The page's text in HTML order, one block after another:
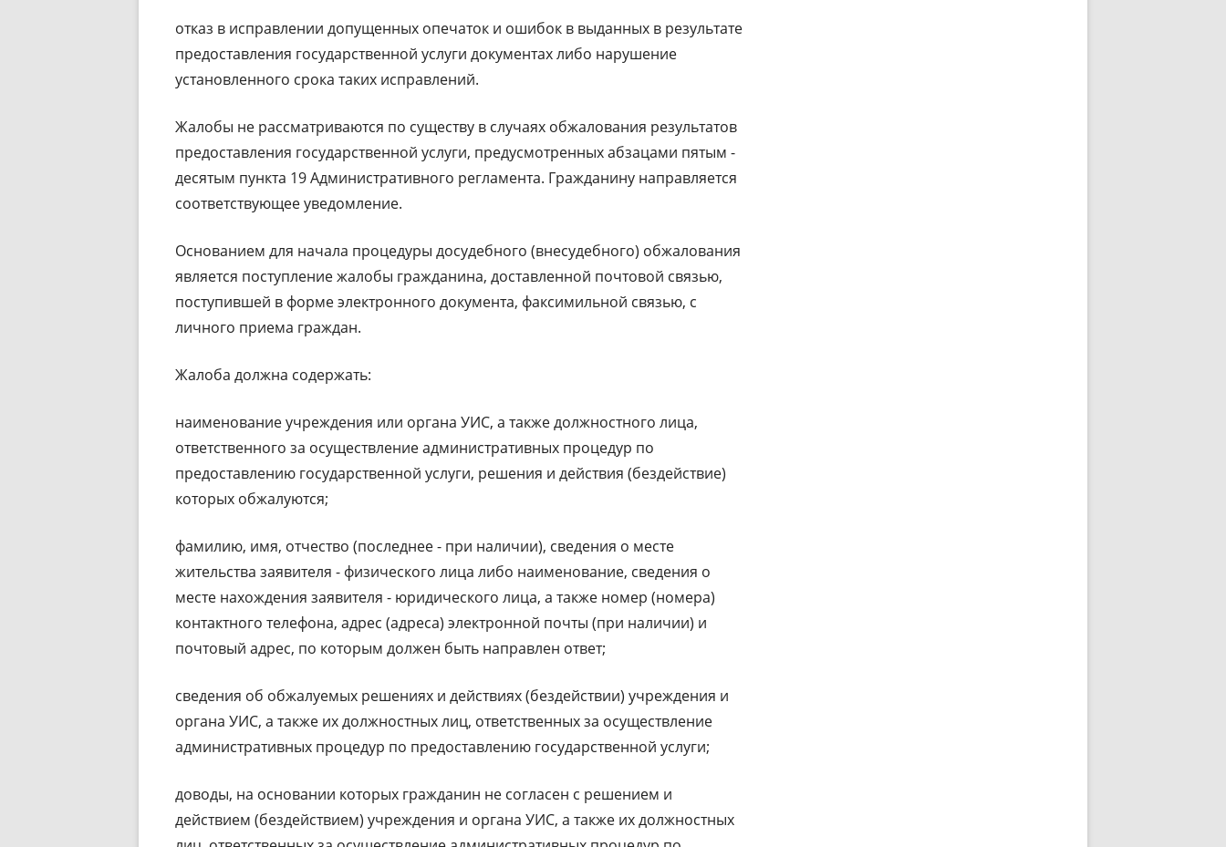
отказ в исправлении допущенных опечаток и ошибок в выданных в результате
предоставления государственной услуги документах либо нарушение
установленного срока таких исправлений.
Жалобы не рассматриваются по существу в случаях обжалования результатов
предоставления государственной услуги, предусмотренных абзацами пятым -
десятым пункта 19 Административного регламента. Гражданину направляется
соответствующее уведомление.
Основанием для начала процедуры досудебного (внесудебного) обжалования
является поступление жалобы гражданина, доставленной почтовой связью,
поступившей в форме электронного документа, факсимильной связью, с
личного приема граждан.
Жалоба должна содержать:
наименование учреждения или органа УИС, а также должностного лица,
ответственного за осуществление административных процедур по
предоставлению государственной услуги, решения и действия (бездействие)
которых обжалуются;
фамилию, имя, отчество (последнее - при наличии), сведения о месте
жительства заявителя - физического лица либо наименование, сведения о
месте нахождения заявителя - юридического лица, а также номер (номера)
контактного телефона, адрес (адреса) электронной почты (при наличии) и
почтовый адрес, по которым должен быть направлен ответ;
сведения об обжалуемых решениях и действиях (бездействии) учреждения и
органа УИС, а также их должностных лиц, ответственных за осуществление
административных процедур по предоставлению государственной услуги;
доводы, на основании которых гражданин не согласен с решением и
действием (бездействием) учреждения и органа УИС, а также их должностных